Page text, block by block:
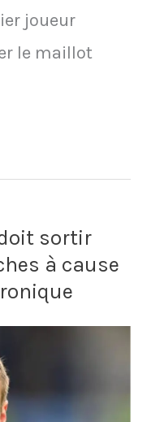
joueur
le maillot
sortir
à cause